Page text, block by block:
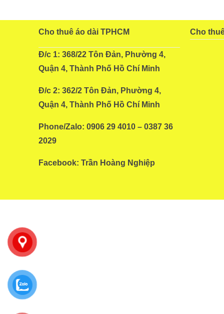
Cho thuê áo dài TPHCM
Đ/c 1: 368/22 Tôn Đản, Phường 4,
Quận 4, Thành Phố Hồ Chí Minh
Đ/c 2: 362/2 Tôn Đản, Phường 4,
Quận 4, Thành Phố Hồ Chí Minh
Phone/Zalo: 0906 29 4010 – 0387 36
2029
Facebook:Trần Hoàng Nghiệp
Cho